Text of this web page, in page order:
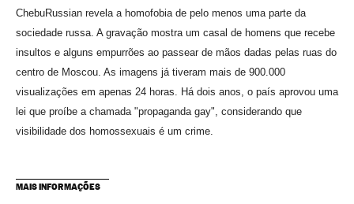
ChebuRussian revela a homofobia de pelo menos uma parte da
sociedade russa. A gravação mostra um casal de homens que recebe
insultos e alguns empurrões ao passear de mãos dadas pelas ruas do
centro de Moscou. As imagens já tiveram mais de 900.000
visualizações em apenas 24 horas. Há dois anos, o país aprovou uma
lei que proíbe a chamada "propaganda gay", considerando que
visibilidade dos homossexuais é um crime.
MAIS INFORMAÇÕES